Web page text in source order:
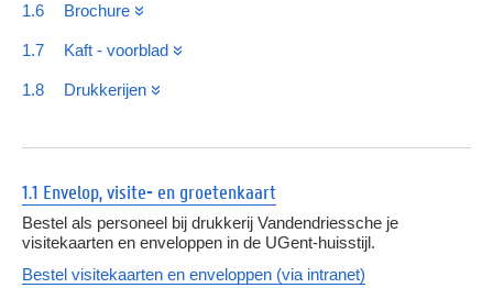
1.6 Brochure
1.7 Kaft - voorblad
1.8 Drukkerijen
1.1 Envelop, visite- en groetenkaart
Bestel als personeel bij drukkerij Vandendriessche je
visitekaarten en enveloppen in de UGent-huisstijl.
Bestel visitekaarten en enveloppen (via intranet)